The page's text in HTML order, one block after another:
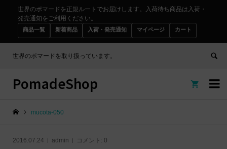
世界のポマードを正規ルートでお届けします。入荷待ち商品は入荷・
発売通知をご利用ください。
商品一覧 新着商品 入荷・発売通知 マイページ カート
世界のポマードを取り扱っています。

PomadeShop 
mucota-050
2016.07.24 admin コメント: 0